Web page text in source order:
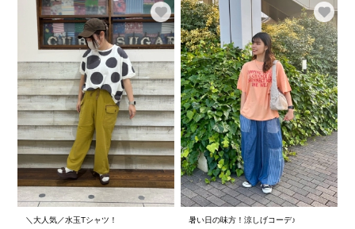
＼大人気／水玉Tシャツ！
暑い日の味方！涼しげコーデ♪